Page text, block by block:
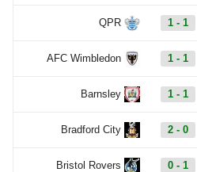
QPR 1 - 1
AFC Wimbledon 1 - 1
Barnsley 1 - 1
Bradford City 2 - 0
Bristol Rovers 0 - 1